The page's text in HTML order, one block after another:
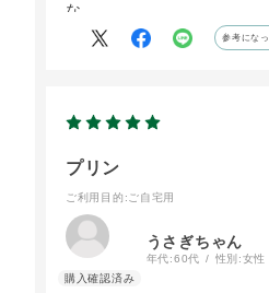
な。
参考にな
プリン
ご利用目的 :ご自宅用
うさぎちゃん
年代:60代 性別:女性